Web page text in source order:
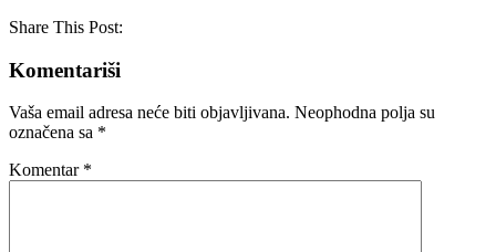
Share This Post:
Komentariši
Vaša email adresa neće biti objavljivana. Neophodna polja su
označena sa *
Komentar *